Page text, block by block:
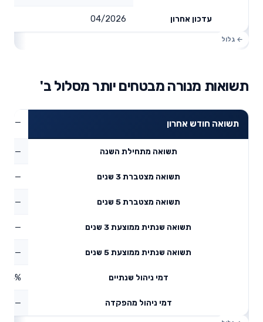
עדכון אחרון 04/2026
תשואות מנורה מבטחים יותר מסלול ב'
תשואה חודש אחרון —
תשואה מתחילת השנה —
תשואה מצטברת 3 שנים —
תשואה מצטברת 5 שנים —
תשואה שנתית ממוצעת 3 שנים —
תשואה שנתית ממוצעת 5 שנים —
דמי ניהול שנתיים 0.4%
דמי ניהול מהפקדה —